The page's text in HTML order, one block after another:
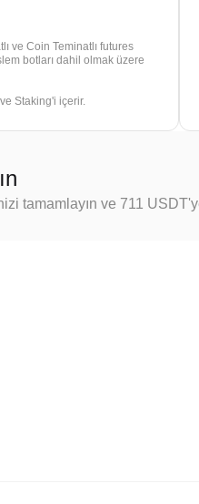
ve Coin Teminatlı futures
botları dahil olmak üzere
Staking'i içerir.
tamamlayın ve 711